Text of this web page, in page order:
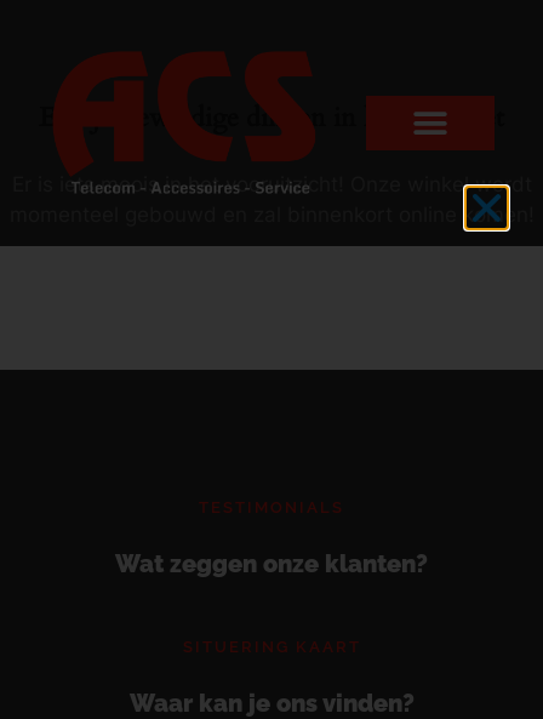
Er zijn geweldige dingen in het verschiet
Er is iets moois in het vooruitzicht! Onze winkel wordt
momenteel gebouwd en zal binnenkort online komen!
TESTIMONIALS
Wat zeggen onze klanten?
SITUERING KAART
Waar kan je ons vinden?